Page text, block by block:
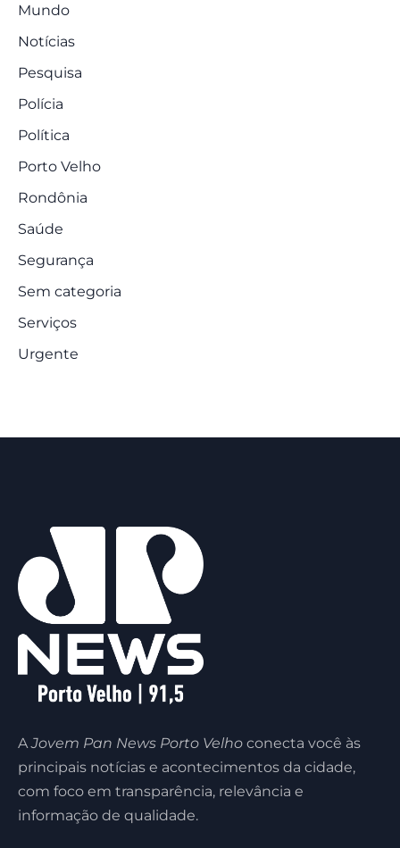
Mundo
Notícias
Pesquisa
Polícia
Política
Porto Velho
Rondônia
Saúde
Segurança
Sem categoria
Serviços
Urgente
AJovem Pan News Porto Velho conecta você às
principais notícias e acontecimentos da cidade,
com foco em transparência, relevância e
informação de qualidade.